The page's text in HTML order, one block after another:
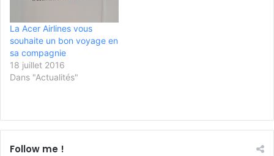
La Acer Airlines vous
souhaite un bon voyage en
sa compagnie
18 juillet 2016
Dans "Actualités"
Follow me !